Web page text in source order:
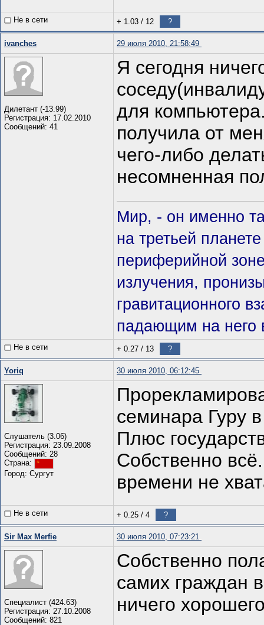
Не в сети + 1.03 / 12 ?
ivanches 29 июля 2010, 21:58:49
Дилетант (-13.99)
Регистрация: 17.02.2010
Сообщений: 41
Я сегодня
для
получила от
чего-либо
несомненная
Мир, - он именно
на третьей
периферийной
излучения,
гравитационного
падающим на него
Не в сети + 0.27 / 13 ?
Yoriq 30 июля 2010, 06:12:45
Слушатель (3.06)
Регистрация: 23.09.2008
Сообщений: 28
Страна:
Город: Сургут
семинара Гуру
Плюс
Собственно
времени не
Не в сети + 0.25 / 4 ?
Sir Max Merfie 30 июля 2010, 07:23:21
Специалист (424.63)
Регистрация: 27.10.2008
Сообщений: 821
Собственно
самих граждан
ничего